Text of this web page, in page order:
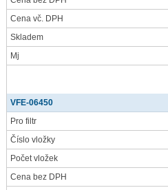
Cena vč. DPH
Skladem
Mj
VFE-06450
Pro filtr
Číslo vložky
Počet vložek
Cena bez DPH